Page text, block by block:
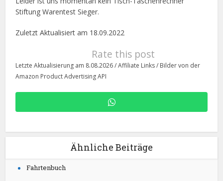
Stiftung Warentest Sieger.
Zuletzt Aktualisiert am 18.09.2022
Rate this post
Letzte Aktualisierung am 8.08.2026 / Affiliate Links / Bilder von der
Amazon Product Advertising API
Ähnliche Beiträge
Fahrtenbuch